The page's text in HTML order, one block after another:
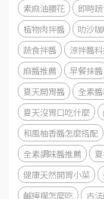
素麻油腰花
即時
植物肉拌醬
叻沙
蔬食拌醬
涼拌醬
麻醬推薦
早餐抹醬
夏天開胃醬
全素
夏天沒胃口吃什麼
和風柚香醬怎麼搭配
全素調味醬推薦
健康天然開胃小菜
鹹檸檬怎麼吃
古